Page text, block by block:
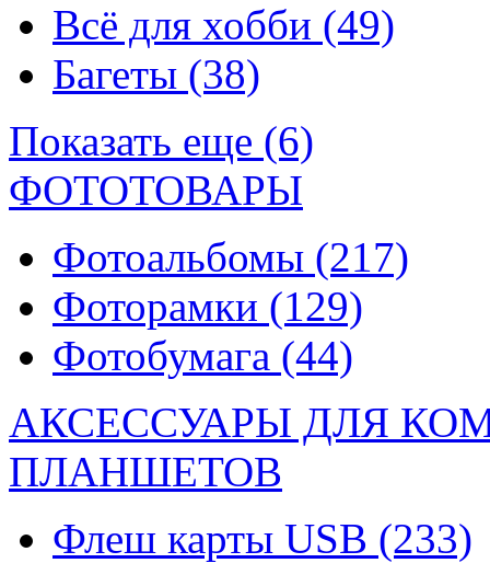
Всё для хобби (49)
Багеты (38)
Показать еще (6)
ФОТОТОВАРЫ
Фотоальбомы (217)
Фоторамки (129)
Фотобумага (44)
АКСЕССУАРЫ ДЛЯ
ПЛАНШЕТОВ
Флеш карты USB (233)